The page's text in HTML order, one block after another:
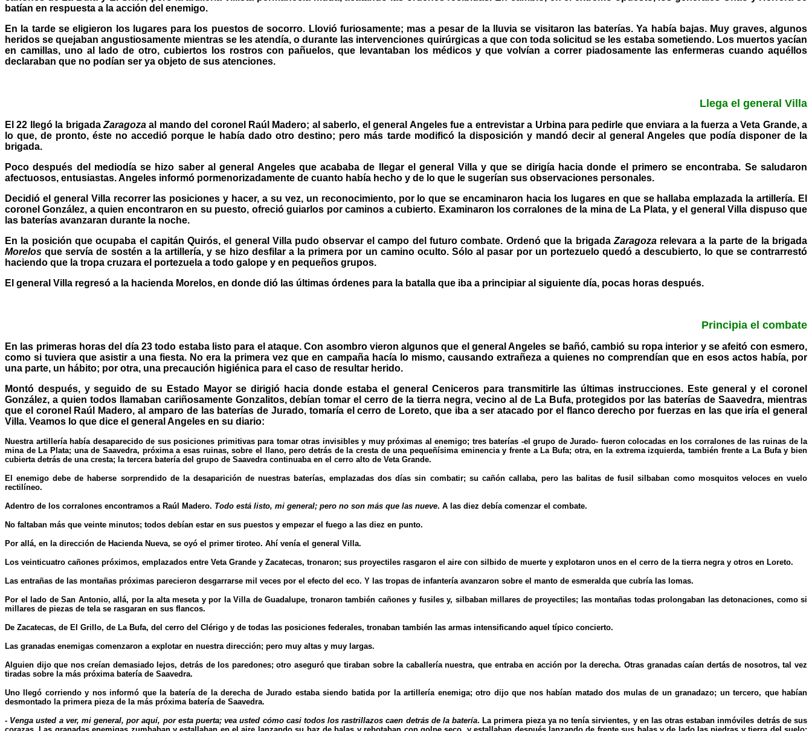
batían en respuesta a la acción del enemigo.
En la tarde se eligieron los lugares para los puestos de socorro. Llovió furiosamente; mas a pesar de la lluvia se visitaron las baterías. Ya había bajas. Muy graves, algunos
heridos se quejaban angustiosamente mientras se les atendía, o durante las intervenciones quirúrgicas a que con toda solicitud se les estaba sometiendo. Los muertos yacían
en camillas, uno al lado de otro, cubiertos los rostros con pañuelos, que levantaban los médicos y que volvían a correr piadosamente las enfermeras cuando aquéllos
declaraban que no podían ser ya objeto de sus atenciones.
Llega el general Villa
El 22 llegó la brigadaZaragoza al mando del coronel Raúl Madero; al saberlo, el general Angeles fue a entrevistar a Urbina para pedirle que enviara a la fuerza a Veta Grande, a
lo que, de pronto, éste no accedió porque le había dado otro destino; pero más tarde modificó la disposición y mandó decir al general Angeles que podía disponer de la
brigada.
Poco después del mediodía se hizo saber al general Angeles que acababa de llegar el general Villa y que se dirigía hacia donde el primero se encontraba. Se saludaron
afectuosos, entusiastas. Angeles informó pormenorizadamente de cuanto había hecho y de lo que le sugerían sus observaciones personales.
Decidió el general Villa recorrer las posiciones y hacer, a su vez, un reconocimiento, por lo que se encaminaron hacia los lugares en que se hallaba emplazada la artillería. El
coronel González, a quien encontraron en su puesto, ofreció guiarlos por caminos a cubierto. Examinaron los corralones de la mina de La Plata, y el general Villa dispuso que
las baterías avanzaran durante la noche.
En la posición que ocupaba el capitán Quirós, el general Villa pudo observar el campo del futuro combate. Ordenó que la brigada Zaragozarelevara a la parte de la brigada
Morelos que servía de sostén a la artillería, y se hizo desfilar a la primera por un camino oculto. Sólo al pasar por un portezuelo quedó a descubierto, lo que se contrarrestó
haciendo que la tropa cruzara el portezuela a todo galope y en pequeños grupos.
El general Villa regresó a la hacienda Morelos, en donde dió las últimas órdenes para la batalla que iba a principiar al siguiente día, pocas horas después.
Principia el combate
En las primeras horas del día 23 todo estaba listo para el ataque. Con asombro vieron algunos que el general Angeles se bañó, cambió su ropa interior y se afeitó con esmero,
como si tuviera que asistir a una fiesta. No era la primera vez que en campaña hacía lo mismo, causando extrañeza a quienes no comprendían que en esos actos había, por
una parte, un hábito; por otra, una precaución higiénica para el caso de resultar herido.
Montó después, y seguido de su Estado Mayor se dirigió hacia donde estaba el general Ceniceros para transmitirle las últimas instrucciones. Este general y el coronel
González, a quien todos llamaban cariñosamente Gonzalitos, debían tomar el cerro de la tierra negra, vecino al de La Bufa, protegidos por las baterías de Saavedra, mientras
que el coronel Raúl Madero, al amparo de las baterías de Jurado, tomaría el cerro de Loreto, que iba a ser atacado por el flanco derecho por fuerzas en las que iría el general
Villa. Veamos lo que dice el general Angeles en su diario:
Nuestra artillería había desaparecido de sus posiciones primitivas para tomar otras invisibles y muy próximas al enemigo; tres baterías -el grupo de Jurado- fueron colocadas en los corralones de las ruinas de la
mina de La Plata; una de Saavedra, próxima a esas ruinas, sobre el llano, pero detrás de la cresta de una pequeñísima eminencia y frente a La Bufa; otra, en la extrema izquierda, también frente a La Bufa y bien
cubierta detrás de una cresta; la tercera batería del grupo de Saavedra continuaba en el cerro alto de Veta Grande.
El enemigo debe de haberse sorprendido de la desaparición de nuestras baterías, emplazadas dos días sin combatir; su cañón callaba, pero las balitas de fusil silbaban como mosquitos veloces en vuelo
rectilíneo.
Adentro de los corralones encontramos a Raúl Madero. Todo está listo, mi general; pero no son más que las nueve. A las diez debía comenzar el combate.
No faltaban más que veinte minutos; todos debían estar en sus puestos y empezar el fuego a las diez en punto.
Por allá, en la dirección de Hacienda Nueva, se oyó el primer tiroteo. Ahí venía el general Villa.
Los veinticuatro cañones próximos, emplazados entre Veta Grande y Zacatecas, tronaron; sus proyectiles rasgaron el aire con silbido de muerte y explotaron unos en el cerro de la tierra negra y otros en Loreto.
Las entrañas de las montañas próximas parecieron desgarrarse mil veces por el efecto del eco. Y las tropas de infantería avanzaron sobre el manto de esmeralda que cubría las lomas.
Por el lado de San Antonio, allá, por la alta meseta y por la Villa de Guadalupe, tronaron también cañones y fusiles y, silbaban millares de proyectiles; las montañas todas prolongaban las detonaciones, como si
millares de piezas de tela se rasgaran en sus flancos.
De Zacatecas, de El Grillo, de La Bufa, del cerro del Clérigo y de todas las posiciones federales, tronaban también las armas intensificando aquel típico concierto.
Las granadas enemigas comenzaron a explotar en nuestra dirección; pero muy altas y muy largas.
Alguien dijo que nos creían demasiado lejos, detrás de los paredones; otro aseguró que tiraban sobre la caballería nuestra, que entraba en acción por la derecha. Otras granadas caían dertás de nosotros, tal vez
tiradas sobre la más próxima batería de Saavedra.
Uno llegó corriendo y nos informó que la batería de la derecha de Jurado estaba siendo batida por la artillería enemiga; otro dijo que nos habían matado dos mulas de un granadazo; un tercero, que habían
desmontado la primera pieza de la más próxima batería de Saavedra.
- Venga usted a ver, mi general, por aquí, por esta puerta; vea usted cómo casi todos los rastrillazos caen detrás de la batería. La primera pieza ya no tenía sirvientes, y en las otras estaban inmóviles detrás de sus